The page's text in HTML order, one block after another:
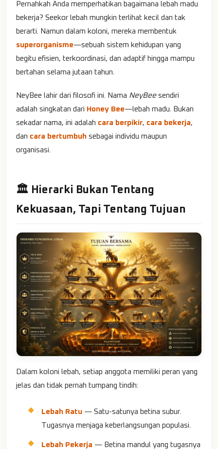
Pernahkah Anda memperhatikan bagaimana lebah madu
bekerja? Seekor lebah mungkin terlihat kecil dan tak
berarti. Namun dalam koloni, mereka membentuk
superorganisme—sebuah sistem kehidupan yang
begitu efisien, terkoordinasi, dan adaptif hingga mampu
bertahan selama jutaan tahun.
NeyBee lahir dari filosofi ini. Nama NeyBeesendiri
adalah singkatan dari Honey Bee—lebah madu. Bukan
sekadar nama, ini adalah cara berpikir, cara bekerja,
dan cara bertumbuh sebagai individu maupun
organisasi.
🏛️ Hierarki Bukan Tentang
Kekuasaan, Tapi Tentang Tujuan
Dalam koloni lebah, setiap anggota memiliki peran yang
jelas dan tidak pernah tumpang tindih:
Lebah Ratu — Satu-satunya betina subur.
Tugasnya menjaga keberlangsungan populasi.
Lebah Pekerja — Betina mandul yang tugasnya